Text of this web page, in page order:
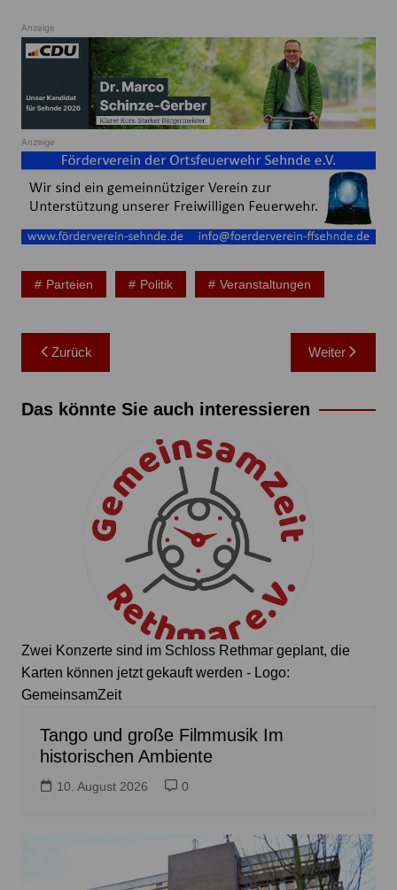
Anzeige
Anzeige
Parteien Politik Veranstaltungen
Beitragsnavigation
Zurück Weiter
Das könnte Sie auch interessieren
Zwei Konzerte sind im Schloss Rethmar geplant, die
Karten können jetzt gekauft werden - Logo:
GemeinsamZeit
Tango und große Filmmusik Im
historischen Ambiente
10. August 2026 0